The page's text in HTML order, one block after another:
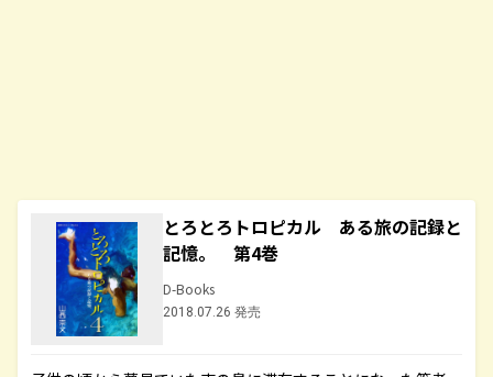
とろとろトロピカル ある旅の記録と
記憶。 第4巻
D-Books
2018.07.26 発売